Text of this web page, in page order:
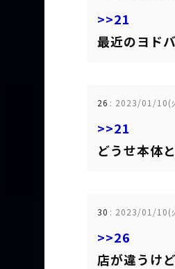
>>21
最近のヨド
26 : 2023/01/10(
>>21
どうせ本体
30 : 2023/01/10(
>>26
店が違うけ